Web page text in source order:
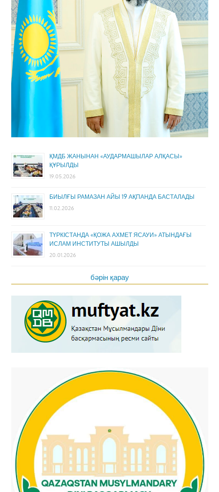
ҚМДБ ЖАНЫНАН «АУДАРМАШЫЛАР АЛҚАСЫ»
ҚҰРЫЛДЫ
19.05.2026
БИЫЛҒЫ РАМАЗАН АЙЫ 19 АҚПАНДА БАСТАЛАДЫ
11.02.2026
ТҮРКІСТАНДА «ҚОЖА АХМЕТ ЯСАУИ» АТЫНДАҒЫ
ИСЛАМ ИНСТИТУТЫ АШЫЛДЫ
20.01.2026
бәрін қарау